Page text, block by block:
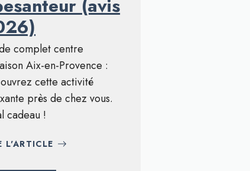
(avis
complet centre
Aix-en-Provence :
cette activité
près de chez vous.
cadeau !
L'ARTICLE